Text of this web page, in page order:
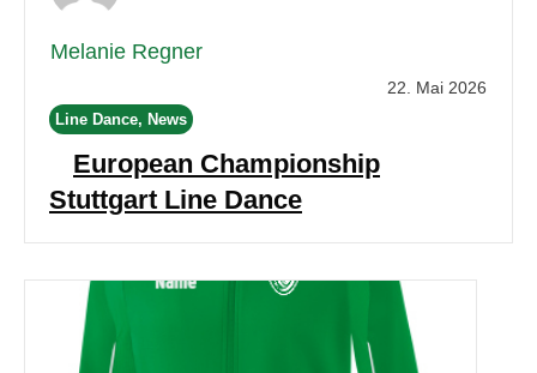
Melanie Regner
22. Mai 2026
Line Dance, News
European Championship
Stuttgart Line Dance